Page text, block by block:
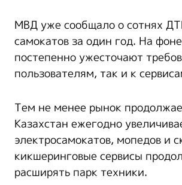
МВД уже сообщало о сотнях
самокатов за один год. На
постепенно ужесточают
пользователям, так и к
Тем не менее рынок
Казахстан ежегодно
электросамокатов, мопедов и
кикшеринговые сервисы
расширять парк техники.